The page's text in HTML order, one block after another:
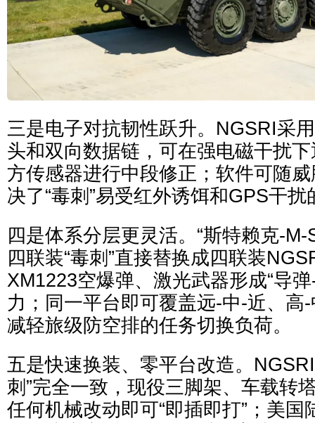
三是电子对抗韧性跃升。NGSRI采
头和双向数据链，可在强电磁干扰
方传感器进行中段修正；软件可随
决了“毒刺”易受红外诱饵和GPS干扰
四是体系分层更灵活。“斯特赖克-
四联装“毒刺”直接替换成四联装
XM1223空爆弹、激光武器形成“导
力；同一平台即可覆盖远-中-近、高
减轻旅级防空排的任务切换负荷。
五是快速换装、零平台改造。
刺”完全一致，现役三脚架、车载转
任何机械改动即可“即插即打”；美